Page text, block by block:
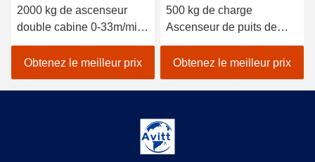
2000 kg de ascenseur
double cabine 0-33m/min
contrôle de vitesse en
invertisseur de bâtiment
ascenseurs
Obtenez le meilleur prix
500 kg de charge
Ascenseur de puits de
cage de petite taille
installé à l'intérieur du
puits
Obtenez le meilleur prix